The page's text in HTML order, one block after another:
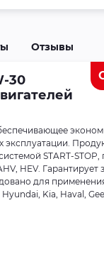
Отзывы
30
START-
HEV.
для
Kia, Haval,